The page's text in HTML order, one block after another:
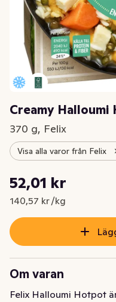
Creamy
370 g, Felix
Visa alla varor från Felix
Nuvarande pris är: 52,01
52,01 kr
140,57 kr /kg
Styckpris: 140,57 kr /kg
Om varan
Felix Halloumi Hotpot